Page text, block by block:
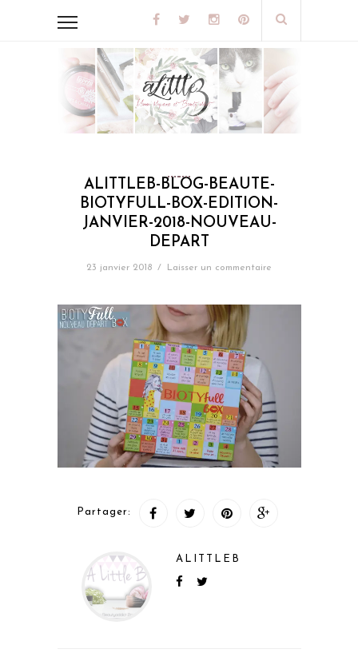
ALITTLEB-BLOG-BEAUTE-
BIOTYFULL-BOX-EDITION-
JANVIER-2018-NOUVEAU-
DEPART
23 janvier 2018 / Laisser un commentaire
Partager:
ALITTLEB